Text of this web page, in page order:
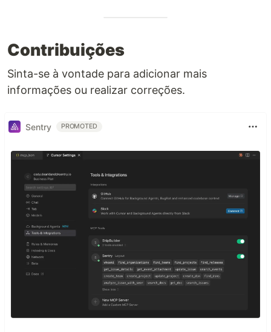
Contribuições
Sinta-se à vontade para adicionar mais
informações ou realizar correções.
Sentry PROMOTED